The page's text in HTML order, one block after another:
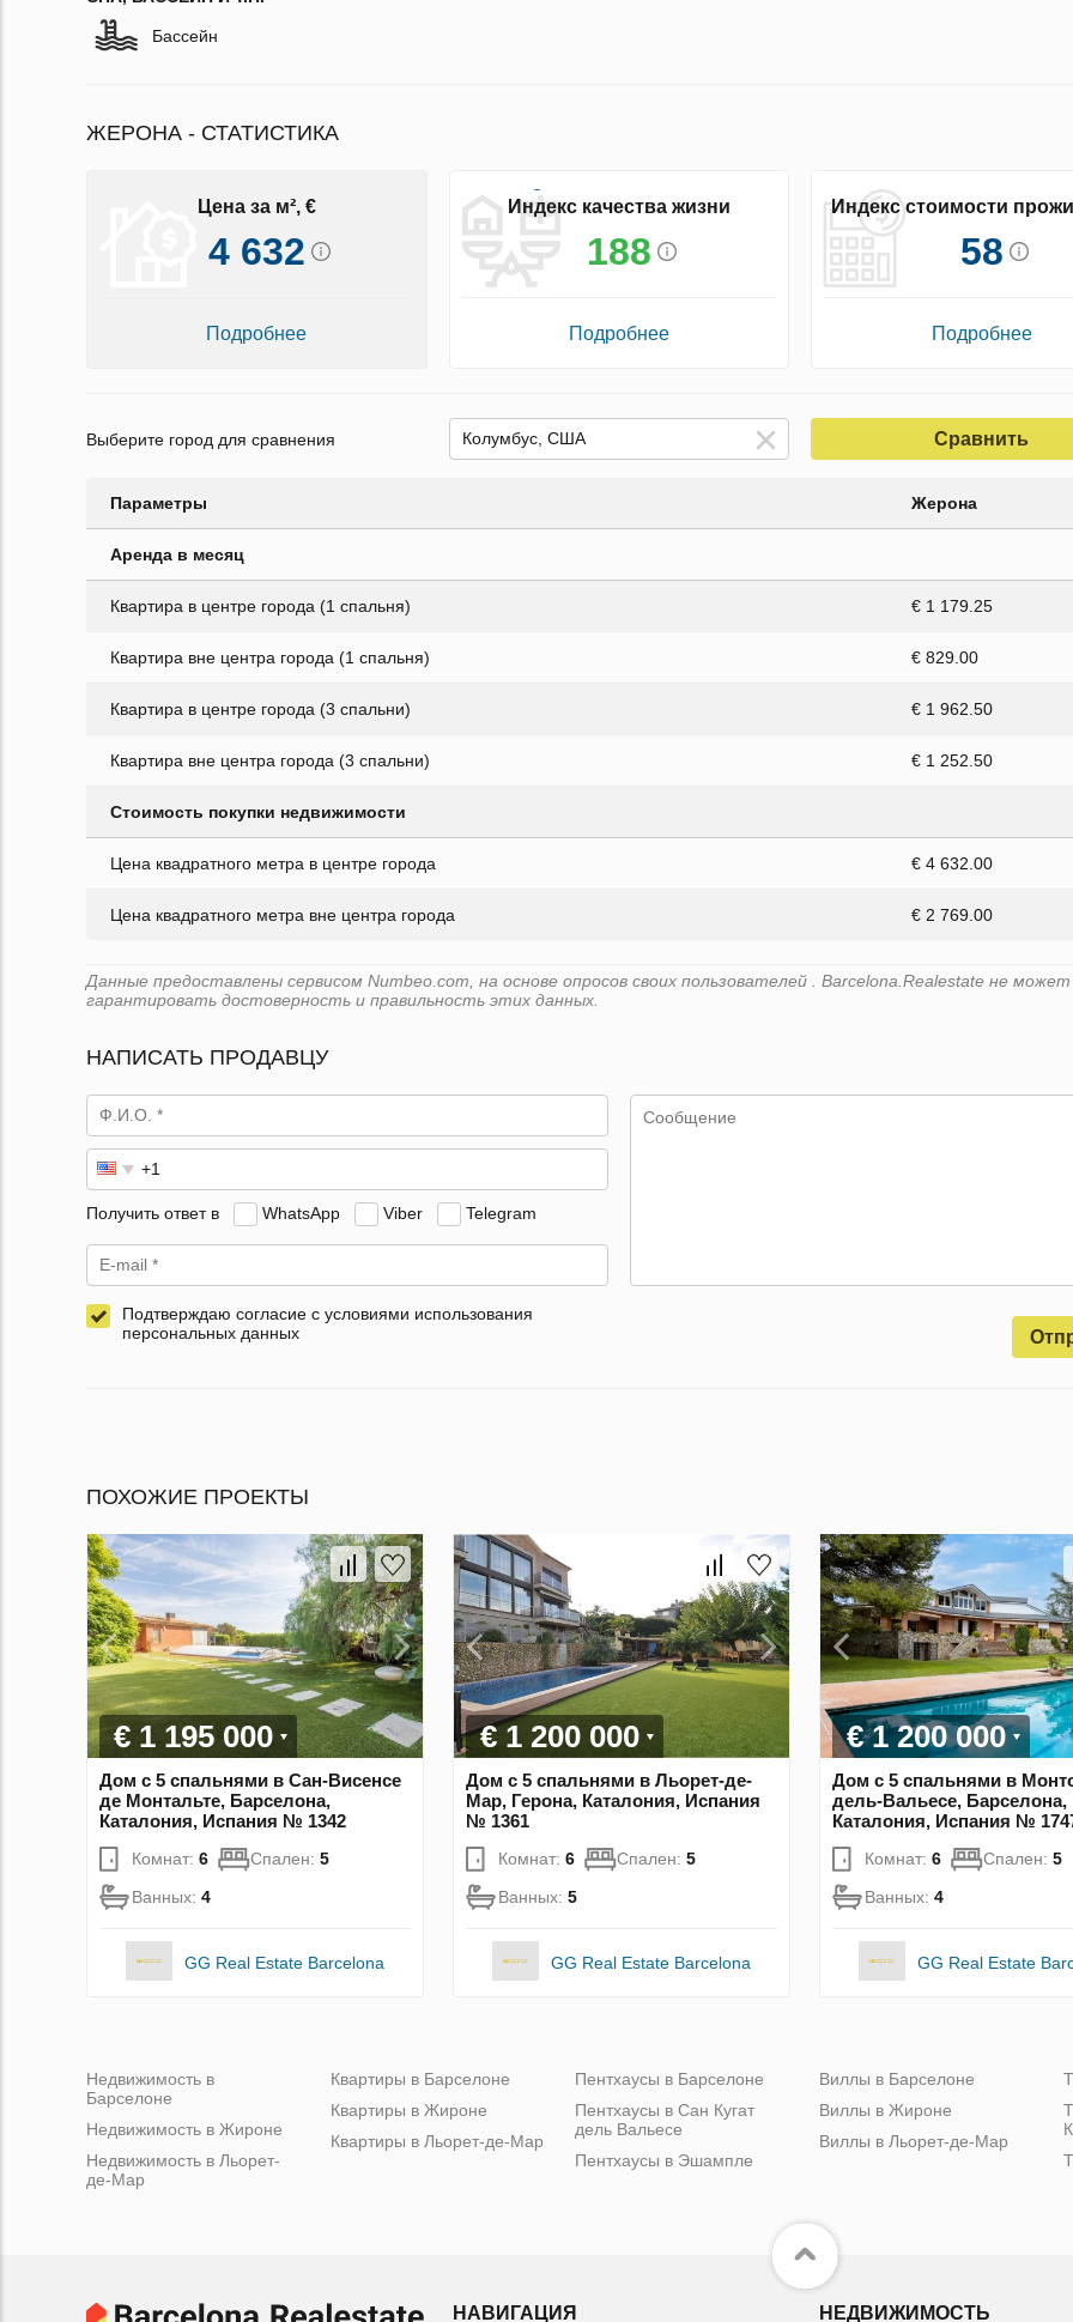
Бассейн
ЖЕРОНА - СТАТИСТИКА
Цена за м², €
4 632
Подробнее
Индекс качества жизни
188
Подробнее
Индекс стоимости
58
Подробнее
Выберите город для сравнения Сравнить
Параметры Жерона
Аренда в месяц
Квартира в центре города (1 спальня) € 1 179.25
Квартира вне центра города (1 спальня) € 829.00
Квартира в центре города (3 спальни) € 1 962.50
Квартира вне центра города (3 спальни) € 1 252.50
Стоимость покупки недвижимости
Цена квадратного метра в центре города € 4 632.00
Цена квадратного метра вне центра города € 2 769.00
Данные предоставлены сервисом Numbeo.com, на основе опросов своих пользователей . Barcelona.Realestate не может
гарантировать достоверность и правильность этих данных.
НАПИСАТЬ ПРОДАВЦУ
Получить ответ в WhatsApp Viber Telegram
Подтверждаю согласие с условиями использования
персональных данных
ПОХОЖИЕ ПРОЕКТЫ
€ 1 195 000
Дом с 5 спальнями в Сан-Висенсе
де Монтальте, Барселона,
Каталония, Испания № 1342
Комнат: 6 Спален: 5
Ванных: 4
GG Real Estate Barcelona
€ 1 200 000
Дом с 5 спальнями в Льорет-де-
Мар, Герона, Каталония, Испания
№ 1361
Комнат: 6 Спален: 5
Ванных: 5
GG Real Estate Barcelona
€ 1 200 000
Дом с 5 спальнями в
дель-Вальесе, Барселона,
Каталония, Испания №
Комнат: 6 Спален: 5
Ванных: 4
GG Real Estate
Недвижимость в
Барселоне
Недвижимость в Жироне
Недвижимость в Льорет-
де-Мар
Квартиры в Барселоне
Квартиры в Жироне
Квартиры в Льорет-де-Мар
Пентхаусы в Барселоне
Пентхаусы в Сан Кугат
дель Вальесе
Пентхаусы в Эшампле
Виллы в Барселоне
Виллы в Жироне
Виллы в Льорет-де-Мар
НАВИГАЦИЯ НЕДВИЖИМОСТЬ